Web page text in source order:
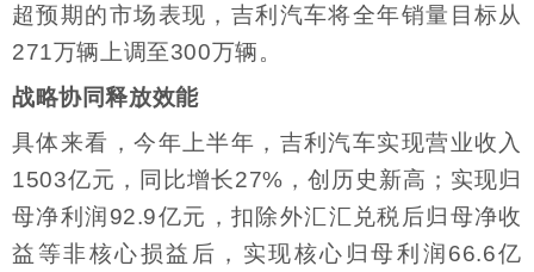
超预期的市场表现，吉利汽车将全年销量目标从
271万辆上调至300万辆。
战略协同释放效能
具体来看，今年上半年，吉利汽车实现营业收入
1503亿元，同比增长27%，创历史新高；实现归
母净利润92.9亿元，扣除外汇汇兑税后归母净收
益等非核心损益后，实现核心归母利润66.6亿